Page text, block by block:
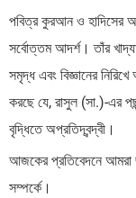
পবিত্র কুরআন ও হাদিসের
সর্বোত্তম আদর্শ। তাঁর
সমৃদ্ধ এবং বিজ্ঞানের
করছে যে, রাসুল (সা.)-এর
বৃদ্ধিতে অপ্রতিদ্বন্দ্বী।
আজকের প্রতিবেদনে আমরা
সম্পর্কে।